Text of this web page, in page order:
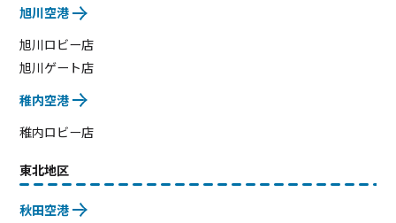
旭川空港
旭川ロビー店
旭川ゲート店
稚内空港
稚内ロビー店
東北地区
秋田空港